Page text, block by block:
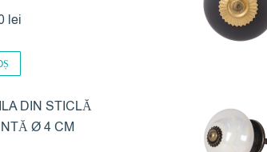
lei.
lei
DIN STICLĂ
Ø 4 CM